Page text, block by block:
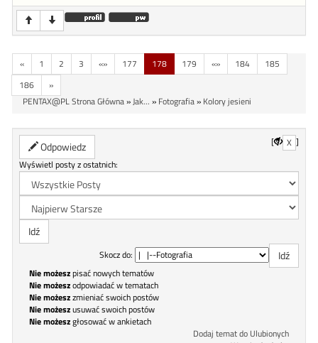
« 1 2 3 «» 177 178 179 «» 184
185
186
»
PENTAX@PL Strona Główna»Jak... » Fotografia» Kolory jesieni
Odpowiedz [ X ]
Wyświetl posty z ostatnich:
Skocz do:
Nie możeszpisać nowych tematów
Nie możeszodpowiadać w tematach
Nie możeszzmieniać swoich postów
Nie możeszusuwać swoich postów
Nie możeszgłosować w ankietach
Dodaj temat do Ulubionych